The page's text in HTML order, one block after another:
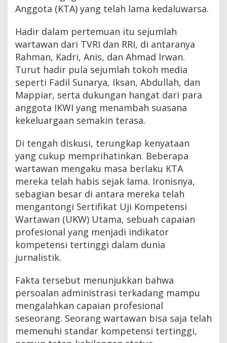
Anggota (KTA) yang telah lama kedaluwarsa.
Hadir dalam pertemuan itu sejumlah
wartawan dari TVRI dan RRI, di antaranya
Rahman, Kadri, Anis, dan Ahmad Irwan.
Turut hadir pula sejumlah tokoh media
seperti Fadil Sunarya, Iksan, Abdullah, dan
Mappiar, serta dukungan hangat dari para
anggota IKWI yang menambah suasana
kekeluargaan semakin terasa.
Di tengah diskusi, terungkap kenyataan
yang cukup memprihatinkan. Beberapa
wartawan mengaku masa berlaku KTA
mereka telah habis sejak lama. Ironisnya,
sebagian besar di antara mereka telah
mengantongi Sertifikat Uji Kompetensi
Wartawan (UKW) Utama, sebuah capaian
profesional yang menjadi indikator
kompetensi tertinggi dalam dunia
jurnalistik.
Fakta tersebut menunjukkan bahwa
persoalan administrasi terkadang mampu
mengalahkan capaian profesional
seseorang. Seorang wartawan bisa saja telah
memenuhi standar kompetensi tertinggi,